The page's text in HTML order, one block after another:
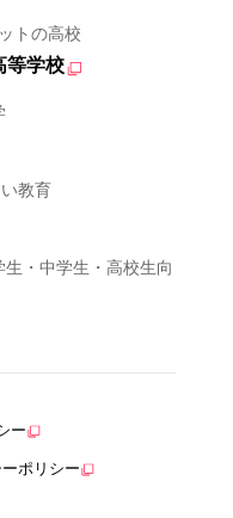
トの高校
等学校
教育
・中学生・高校生向
ー
ポリシー